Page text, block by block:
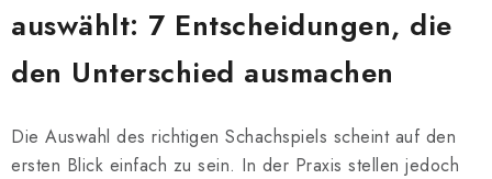
SCHACH-ANTIQUITÄTENLADEN
SCHACH ONLINE
SCHACH-MERCH
auswählt: 7 Entscheidungen, die
den Unterschied ausmachen
Die Auswahl des richtigen Schachspiels scheint auf den
ersten Blick einfach zu sein. In der Praxis stellen jedoch